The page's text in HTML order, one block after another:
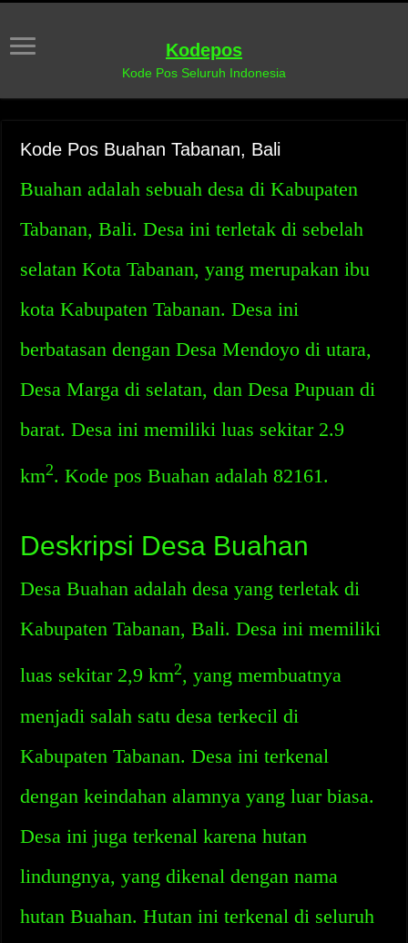
Kodepos
Kode Pos Seluruh Indonesia
Kode Pos Buahan Tabanan, Bali
Buahan adalah sebuah desa di Kabupaten
Tabanan, Bali. Desa ini terletak di sebelah
selatan Kota Tabanan, yang merupakan ibu
kota Kabupaten Tabanan. Desa ini
berbatasan dengan Desa Mendoyo di utara,
Desa Marga di selatan, dan Desa Pupuan di
barat. Desa ini memiliki luas sekitar 2.9
km2. Kode pos Buahan adalah 82161.
Deskripsi Desa Buahan
Desa Buahan adalah desa yang terletak di
Kabupaten Tabanan, Bali. Desa ini memiliki
luas sekitar 2,9 km2, yang membuatnya
menjadi salah satu desa terkecil di
Kabupaten Tabanan. Desa ini terkenal
dengan keindahan alamnya yang luar biasa.
Desa ini juga terkenal karena hutan
lindungnya, yang dikenal dengan nama
hutan Buahan. Hutan ini terkenal di seluruh